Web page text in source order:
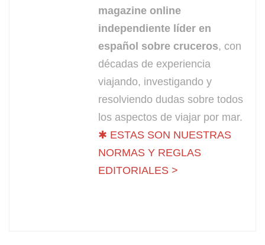
magazine online
independiente líder en
español sobre cruceros, con
décadas de experiencia
viajando, investigando y
resolviendo dudas sobre todos
los aspectos de viajar por mar.
✱ ESTAS SON NUESTRAS
NORMAS Y REGLAS
EDITORIALES >